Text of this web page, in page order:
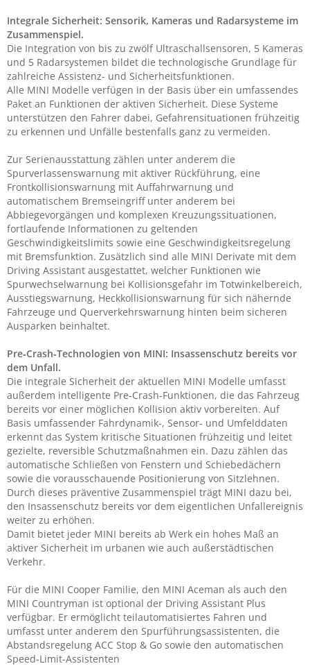
Integrale Sicherheit: Sensorik, Kameras und Radarsysteme im
Zusammenspiel.
Die Integration von bis zu zwölf Ultraschallsensoren, 5 Kameras
und 5 Radarsystemen bildet die technologische Grundlage für
zahlreiche Assistenz- und Sicherheitsfunktionen.
Alle MINI Modelle verfügen in der Basis über ein umfassendes
Paket an Funktionen der aktiven Sicherheit. Diese Systeme
unterstützen den Fahrer dabei, Gefahrensituationen frühzeitig
zu erkennen und Unfälle bestenfalls ganz zu vermeiden.
Zur Serienausstattung zählen unter anderem die
Spurverlassenswarnung mit aktiver Rückführung, eine
Frontkollisionswarnung mit Auffahrwarnung und
automatischem Bremseingriff unter anderem bei
Abbiegevorgängen und komplexen Kreuzungssituationen,
fortlaufende Informationen zu geltenden
Geschwindigkeitslimits sowie eine Geschwindigkeitsregelung
mit Bremsfunktion. Zusätzlich sind alle MINI Derivate mit dem
Driving Assistant ausgestattet, welcher Funktionen wie
Spurwechselwarnung bei Kollisionsgefahr im Totwinkelbereich,
Ausstiegswarnung, Heckkollisionswarnung für sich nähernde
Fahrzeuge und Querverkehrswarnung hinten beim sicheren
Ausparken beinhaltet.
Pre‑Crash‑Technologien von MINI: Insassenschutz bereits vor
dem Unfall.
Die integrale Sicherheit der aktuellen MINI Modelle umfasst
außerdem intelligente Pre‑Crash‑Funktionen, die das Fahrzeug
bereits vor einer möglichen Kollision aktiv vorbereiten. Auf
Basis umfassender Fahrdynamik‑, Sensor‑ und Umfelddaten
erkennt das System kritische Situationen frühzeitig und leitet
gezielte, reversible Schutzmaßnahmen ein. Dazu zählen das
automatische Schließen von Fenstern und Schiebe­dächern
sowie die vorausschauende Positionierung von Sitzlehnen.
Durch dieses präventive Zusammenspiel trägt MINI dazu bei,
den Insassenschutz bereits vor dem eigentlichen Unfallereignis
weiter zu erhöhen.
Damit bietet jeder MINI bereits ab Werk ein hohes Maß an
aktiver Sicherheit im urbanen wie auch außerstädtischen
Verkehr.
Für die MINI Cooper Familie, den MINI Aceman als auch den
MINI Countryman ist optional der Driving Assistant Plus
verfügbar. Er ermöglicht teilautomatisiertes Fahren und
umfasst unter anderem den Spurführungsassistenten, die
Abstandsregelung ACC Stop & Go sowie den automatischen
Speed-Limit-Assistenten